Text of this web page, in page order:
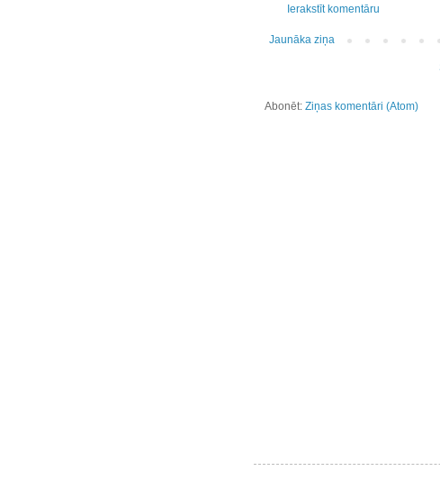
Ierakstīt komentāru
Jaunāka ziņa
Abonēt: Ziņas komentāri (Atom)